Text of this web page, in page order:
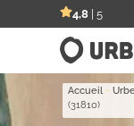
4,8 | 5
Accueil -
(31810)